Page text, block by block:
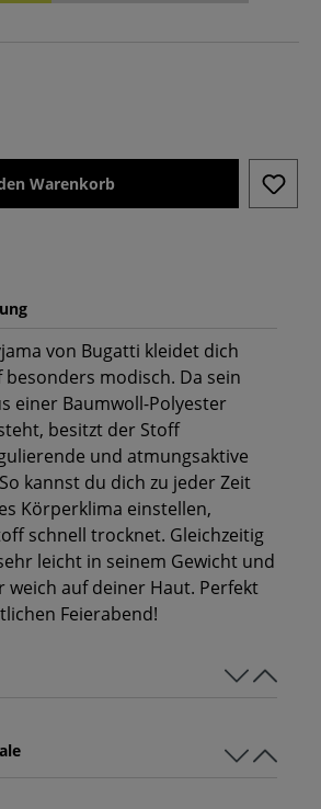
Warenkorb
von Bugatti kleidet dich
besonders modisch. Da sein
einer Baumwoll-Polyester
besitzt der Stoff
und atmungsaktive
kannst du dich zu jeder Zeit
Körperklima einstellen,
schnell trocknet. Gleichzeitig
leicht in seinem Gewicht und
weich auf deiner Haut. Perfekt
Feierabend!